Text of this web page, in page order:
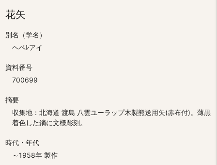
花矢
別名（学名）
ヘペﾚアイ
資料番号
700699
摘要
収集地：北海道 渡島 八雲ユーラップ木製熊送用矢(赤布付)。薄黒
着色した鏑に文様彫刻。
時代・年代
～1958年 製作